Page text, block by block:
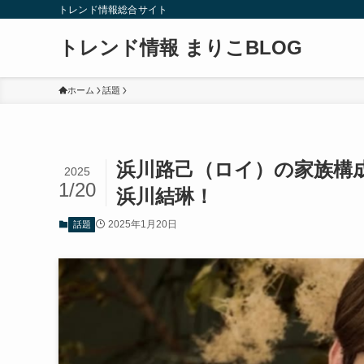
トレンド情報総合サイト
トレンド情報 まりこBLOG
ホーム 話題
浜川路己（ロイ）の家族
浜川結琳！
2025
1/20
話題 2025年1月20日